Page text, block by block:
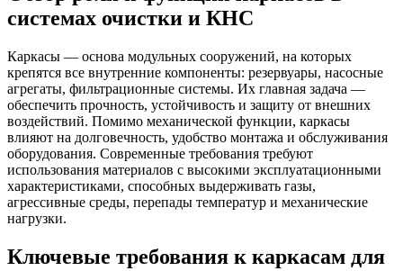
системах очистки и КНС
Каркасы — основа модульных сооружений, на которых
крепятся все внутренние компоненты: резервуары, насосные
агрегаты, фильтрационные системы. Их главная задача —
обеспечить прочность, устойчивость и защиту от внешних
воздействий. Помимо механической функции, каркасы
влияют на долговечность, удобство монтажа и обслуживания
оборудования. Современные требования требуют
использования материалов с высокими эксплуатационными
характеристиками, способных выдерживать газы,
агрессивные среды, перепады температур и механические
нагрузки.
Ключевые требования к каркасам для